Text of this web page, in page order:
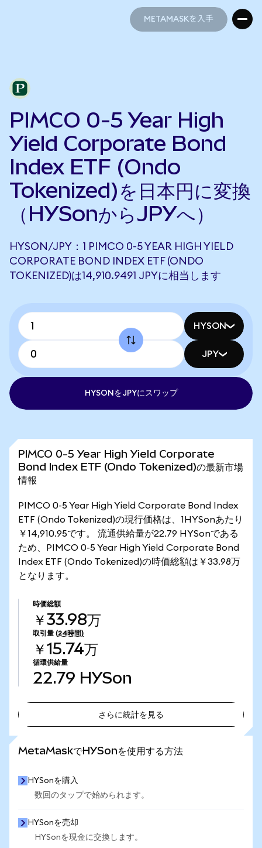
METAMASKを入手
PIMCO 0-5 Year High
Yield Corporate Bond
Index ETF (Ondo
Tokenized)を日本円に変換
（HYSonからJPYへ）
HYSON/JPY：1 PIMCO 0-5 YEAR HIGH YIELD
CORPORATE BOND INDEX ETF (ONDO
TOKENIZED)は14,910.9491 JPYに相当します
HYSON
JPY
HYSONをJPYにスワップ
PIMCO 0-5 Year High Yield Corporate
Bond Index ETF (Ondo Tokenized)の最新市場
情報
PIMCO 0-5 Year High Yield Corporate Bond Index
ETF (Ondo Tokenized)の現行価格は、1HYSonあたり
￥14,910.95です。 流通供給量が22.79 HYSonである
ため、PIMCO 0-5 Year High Yield Corporate Bond
Index ETF (Ondo Tokenized)の時価総額は￥33.98万
となります。
時価総額
￥33.98万
取引量 (24時間)
￥15.74万
循環供給量
22.79 HYSon
さらに統計を見る
MetaMaskでHYSonを使用する方法
HYSonを購入
数回のタップで始められます。
HYSonを売却
HYSonを現金に交換します。